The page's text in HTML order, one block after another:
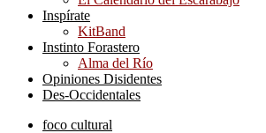
Inspírate
KitBand
Instinto Forastero
Alma del Río
Opiniones Disidentes
Des-Occidentales
foco cultural